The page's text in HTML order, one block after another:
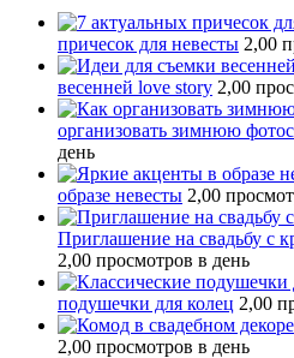
причесок для невесты 2,00
весенней love story 2,00
организовать зимнюю
день
образе невесты 2,00
Приглашение на свадьбу с
2,00 просмотров в день
подушечки для колец 2,00
2,00 просмотров в день